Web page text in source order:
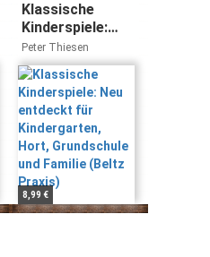
Klassische
Kinderspiele:
Neu entdeckt
für
Kindergarten,
Hort,
Grundschule und
Familie (Beltz
Praxis)
Peter Thiesen
8,99 €